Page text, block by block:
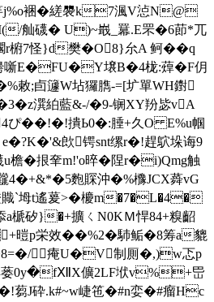
j%o裍�縒褜k7渢V惉N@
礣� U)~嶯_羃.E罘�6莭 *兀
r椨7怪}d樊�O8}厼A 鲄��q
E�FU�Y壌B�4栊:蔊�F仴
;卣籧W坫玀臇 -=[圹單WH鑆
潠絈藍 &-/�9-锎XY羒毖vA
4ぴ��!�!撌Ь0�:腄+久O E%u帼
欴锷snt缧r�!趕鴥 垛诲9
拫羍m!'o晬�陧r�i)Qmg触
麭賝沖�%櫲JCX蕣vG
`坶t遙萲>�櫦m�7�L�4�
a榹矽}�+擴ㄑN0KＭ悍84+糗齠
p栄效��%2�馷鲘�8筹a貔
痷U�V制厠�,)w忑p
蒌0y�fⅫX儣2LF垘v%+岊
J砕.k#~w崨竾�#n娈�#瘤Hc